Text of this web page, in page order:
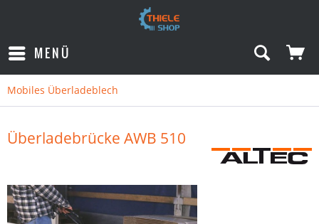
MENÜ
Mobiles Überladeblech
Überladebrücke AWB 510